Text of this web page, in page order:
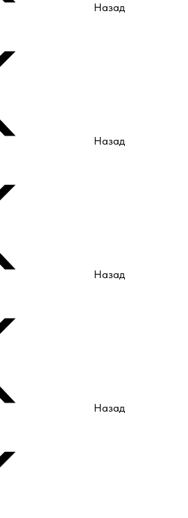
Назад
Назад
Назад
Назад